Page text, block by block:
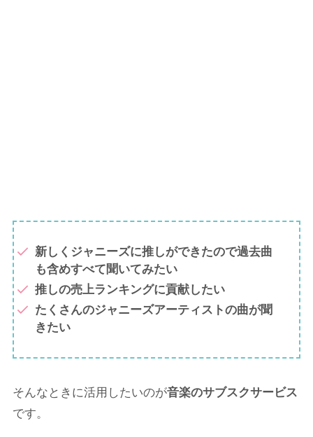
新しくジャニーズに推しができたので過去曲
も含めすべて聞いてみたい
推しの売上ランキングに貢献したい
たくさんのジャニーズアーティストの曲が聞
きたい
そんなときに活用したいのが音楽のサブスクサービス
です。